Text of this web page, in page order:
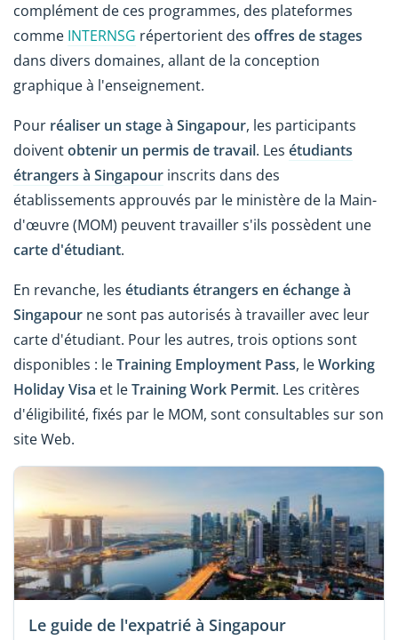
complément de ces programmes, des plateformes
comme INTERNSG répertorient des offres de stages
dans divers domaines, allant de la conception
graphique à l'enseignement.
Pour réaliser un stage à Singapour, les participants
doiventobtenir un permis de travail. Les étudiants
étrangers à Singapour inscrits dans des
établissements approuvés par le ministère de la Main-
d'œuvre (MOM) peuvent travailler s'ils possèdent une
carte d'étudiant.
En revanche, les étudiants étrangers en échange à
Singapour ne sont pas autorisés à travailler avec leur
carte d'étudiant. Pour les autres, trois options sont
disponibles : leTraining Employment Pass, leWorking
Holiday Visa et leTraining Work Permit. Les critères
d'éligibilité, fixés par le MOM, sont consultables sur son
site Web.
Le guide de l'expatrié à Singapour